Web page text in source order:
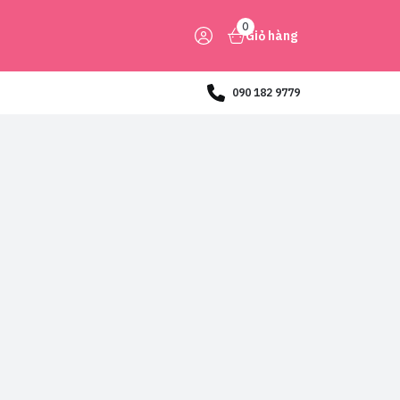
0
Giỏ hàng
090 182 9779